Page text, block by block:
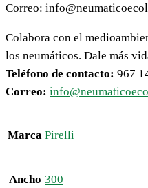
Correo:
Colabora con el
los neumáticos. Dale más
Teléfono de contacto: 967
Correo:
Marca Pirelli
Ancho 300